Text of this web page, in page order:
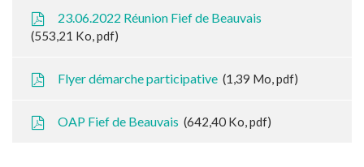
23.06.2022 Réunion Fief de Beauvais
553,21 Ko, pdf
Flyer démarche participative 1,39 Mo, pdf
OAP Fief de Beauvais 642,40 Ko, pdf